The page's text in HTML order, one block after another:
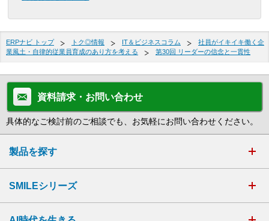
ERPナビ トップ トク◎情報 IT＆ビジネスコラム
社員がイキイキ働く企
業風土・自律的従業員育成のあり方を考える
第30回 リーダーの信念と一貫性
資料請求・お問い合わせ
具体的なご検討前のご相談でも、お気軽にお問い合わせください。
製品を探す
SMILEシリーズ